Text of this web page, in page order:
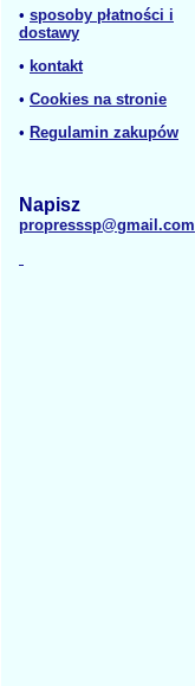
• sposoby płatności i
dostawy
• kontakt
• Cookies na stronie
• Regulamin zakupów
Napisz
propresssp@gmail.com